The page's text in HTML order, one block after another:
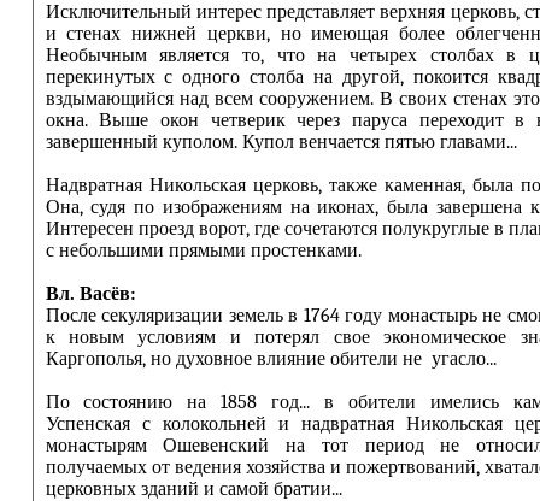
Исключительный интерес представляет верхняя церковь,
и стенах нижней церкви, но имеющая более
Необычным является то, что на четырех столбах в
перекинутых с одного столба на другой, покоится
вздымающийся над всем сооружением. В своих стенах
окна. Выше окон четверик через паруса переходит в
завершенный куполом. Купол венчается пятью главами...
Надвратная Никольская церковь, также каменная, была
Она, судя по изображениям на иконах, была завершена
Интересен проезд ворот, где сочетаются полукруглые в
с небольшими прямыми простенками.
Вл. Васёв:
После секуляризации земель в 1764 году монастырь не
к новым условиям и потерял свое экономическое
Каргополья, но духовное влияние обители не угасло...
По состоянию на 1858 год... в обители имелись
Успенская с колокольней и надвратная Никольская
монастырям Ошевенский на тот период не
получаемых от ведения хозяйства и пожертвований,
церковных зданий и самой братии...